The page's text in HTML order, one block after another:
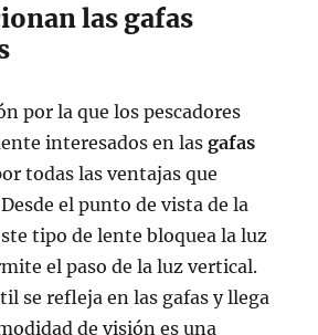
las gafas
por la que los pescadores
interesados en lasgafas
todas las ventajas que
el punto de vista de la
tipo de lente bloquea la luz
el paso de la luz vertical.
se refleja en las gafas y llega
de visión es una